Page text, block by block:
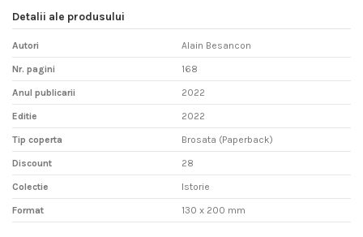
Detalii ale produsului
Autori Alain Besancon
Nr. pagini 168
Anul publicarii 2022
Editie 2022
Tip coperta Brosata (Paperback)
Discount 28
Colectie Istorie
Format 130 x 200 mm